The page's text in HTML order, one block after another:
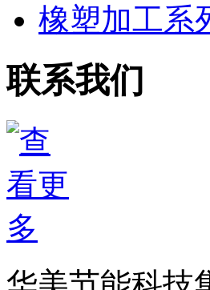
橡塑加工系
联系我们